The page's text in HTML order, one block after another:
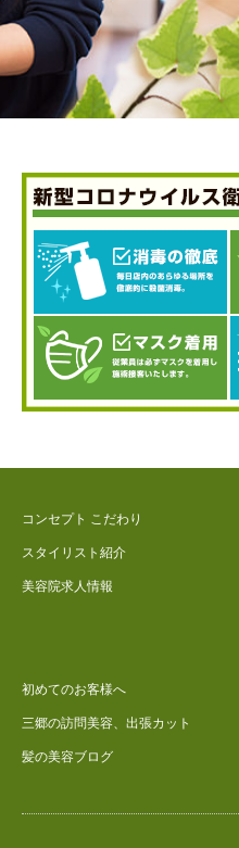
コンセプト こだわり
スタイリスト紹介
美容院求人情報
初めてのお客様へ
三郷の訪問美容、出張カット
髪の美容ブログ